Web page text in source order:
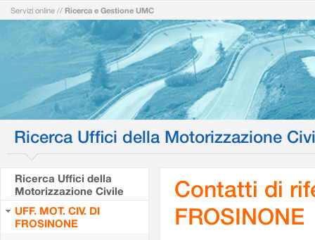
Servizi online // Ricerca e Gestione UMC
Ricerca Uffici della Motorizzazione
Ricerca Uffici della
Motorizzazione Civile
UFF. MOT. CIV. DI
FROSINONE
Contatti di
FROSINONE